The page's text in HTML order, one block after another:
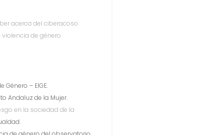
acerca del ciberacoso
de género
– EIGE.
Andaluz de la Mujer.
en la sociedad de la